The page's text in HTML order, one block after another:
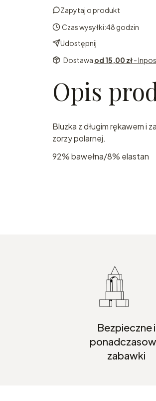
Zapytaj o produkt
Czas wysyłki:48 godzin
Udostępnij
Dostawa od 15,00 zł-
Opis
Bluzka z długim rękawem i
zorzy polarnej.
92% bawełna/8% elastan
Bezpieczne i
zabawki